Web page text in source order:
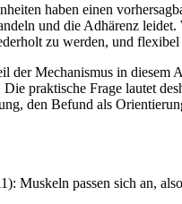
haben einen
und die Adhärenz
zu werden, und
Mechanismus in diesem
praktische Frage lautet
den Befund als
passen sich an,